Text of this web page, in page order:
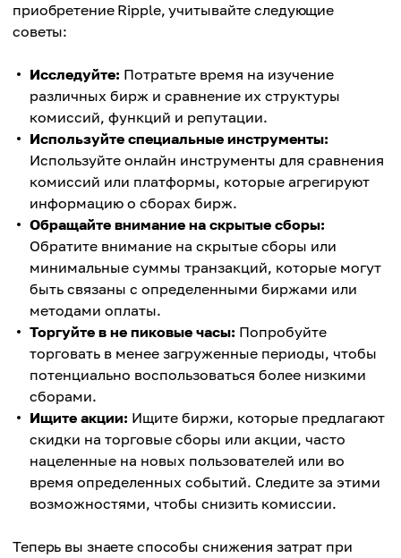
приобретение Ripple, учитывайте следующие
советы:
Исследуйте: Потратьте время на изучение
различных бирж и сравнение их структуры
комиссий, функций и репутации.
Используйте специальные инструменты:
Используйте онлайн инструменты для сравнения
комиссий или платформы, которые агрегируют
информацию о сборах бирж.
Обращайте внимание на скрытые сборы:
Обратите внимание на скрытые сборы или
минимальные суммы транзакций, которые могут
быть связаны с определенными биржами или
методами оплаты.
Торгуйте в не пиковые часы: Попробуйте
торговать в менее загруженные периоды, чтобы
потенциально воспользоваться более низкими
сборами.
Ищите акции: Ищите биржи, которые предлагают
скидки на торговые сборы или акции, часто
нацеленные на новых пользователей или во
время определенных событий. Следите за этими
возможностями, чтобы снизить комиссии.
Теперь вы знаете способы снижения затрат при